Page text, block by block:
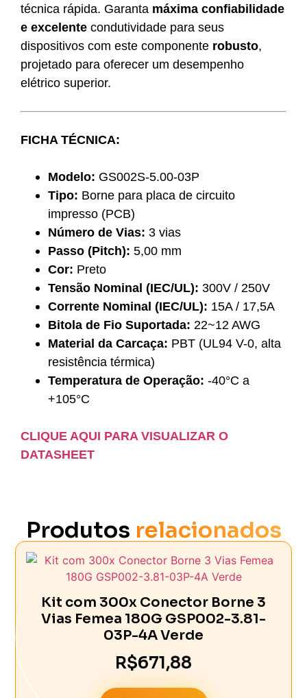
técnica rápida. Garanta máxima confiabilidade
e excelente condutividade para seus
dispositivos com este componente robusto,
projetado para oferecer um desempenho
elétrico superior.
FICHA TÉCNICA:
Modelo: GS002S-5.00-03P
Tipo: Borne para placa de circuito
impresso (PCB)
Número de Vias: 3 vias
Passo (Pitch): 5,00 mm
Cor: Preto
Tensão Nominal (IEC/UL): 300V / 250V
Corrente Nominal (IEC/UL): 15A / 17,5A
Bitola de Fio Suportada: 22~12 AWG
Material da Carcaça: PBT (UL94 V-0, alta
resistência térmica)
Temperatura de Operação: -40°C a
+105°C
CLIQUE AQUI PARA VISUALIZAR O
DATASHEET
Produtos relacionados
Kit com 300x Conector Borne 3
Vias Femea 180G GSP002-3.81-
03P-4A Verde
R$671,88